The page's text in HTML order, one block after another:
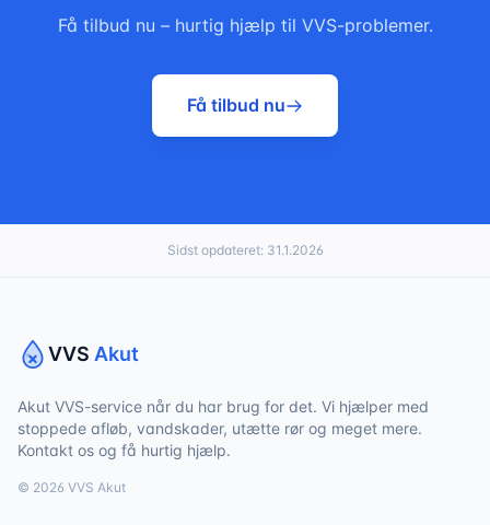
Få tilbud nu – hurtig hjælp til VVS-problemer.
Få tilbud nu
Sidst opdateret: 31.1.2026
VVS Akut
Akut VVS-service når du har brug for det. Vi hjælper med
stoppede afløb, vandskader, utætte rør og meget mere.
Kontakt os og få hurtig hjælp.
© 2026 VVS Akut